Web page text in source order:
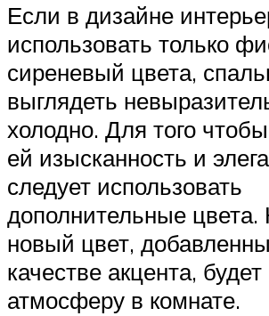
Если в дизайне
использовать только
сиреневый цвета,
выглядеть
холодно. Для того
ей изысканность и
следует использовать
дополнительные
новый цвет,
качестве акцента,
атмосферу в комнате.